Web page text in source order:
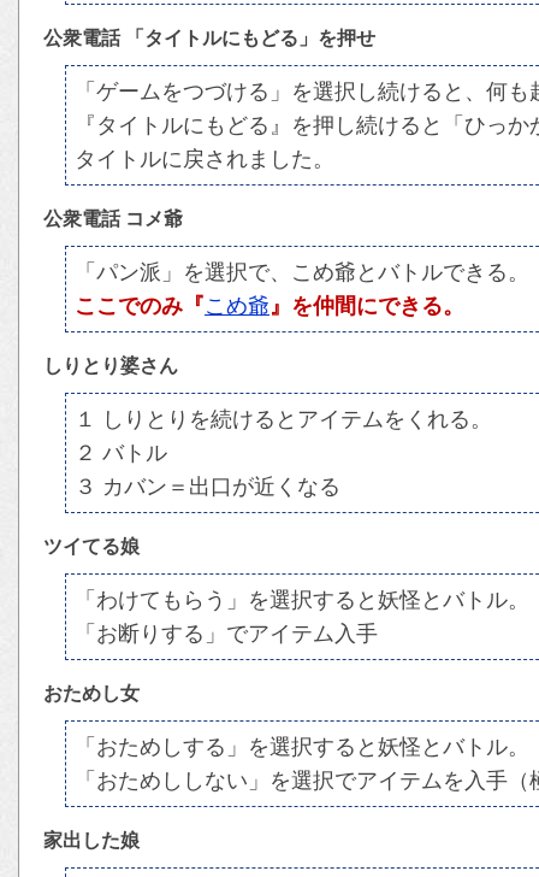
公衆電話 「タイトルにもどる」を押せ
「ゲームをつづける」を選択し続けると、何
『タイトルにもどる』を押し続けると「ひっ
タイトルに戻されました。
公衆電話 コメ爺
「パン派」を選択で、こめ爺とバトルできる。
ここでのみ『こめ爺 』を仲間にできる。
しりとり婆さん
１ しりとりを続けるとアイテムをくれる。
２ バトル
３ カバン＝出口が近くなる
ツイてる娘
「わけてもらう」を選択すると妖怪とバトル。
「お断りする」でアイテム入手
おためし女
「おためしする」を選択すると妖怪とバトル。
「おためししない」を選択でアイテムを入手
家出した娘